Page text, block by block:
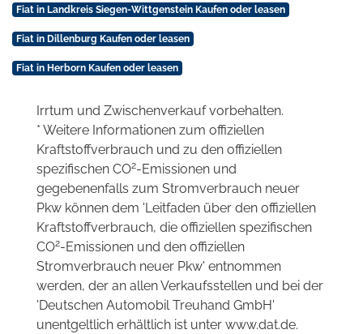
Fiat in Landkreis Siegen-Wittgenstein Kaufen oder leasen
Fiat in Dillenburg Kaufen oder leasen
Fiat in Herborn Kaufen oder leasen
Irrtum und Zwischenverkauf vorbehalten.
* Weitere Informationen zum offiziellen
Kraftstoffverbrauch und zu den offiziellen
spezifischen CO2-Emissionen und
gegebenenfalls zum Stromverbrauch neuer
Pkw können dem 'Leitfaden über den offiziellen
Kraftstoffverbrauch, die offiziellen spezifischen
CO2-Emissionen und den offiziellen
Stromverbrauch neuer Pkw' entnommen
werden, der an allen Verkaufsstellen und bei der
'Deutschen Automobil Treuhand GmbH'
unentgeltlich erhältlich ist unter www.dat.de.